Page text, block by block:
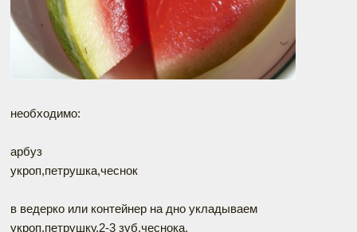
необходимо:
арбуз
укроп,петрушка,чеснок
в ведерко или контейнер на дно укладываем
укроп,петрушку,2-3 зуб.чеснока,